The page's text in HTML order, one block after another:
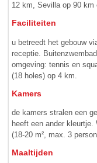
12 km, Sevilla op 90 km
Faciliteiten
u betreedt het gebouw
receptie.
omgeving: tennis en
(18 holes) op 4 km.
Kamers
de kamers stralen een
heeft een ander
(18-20 m², max. 3
Maaltijden